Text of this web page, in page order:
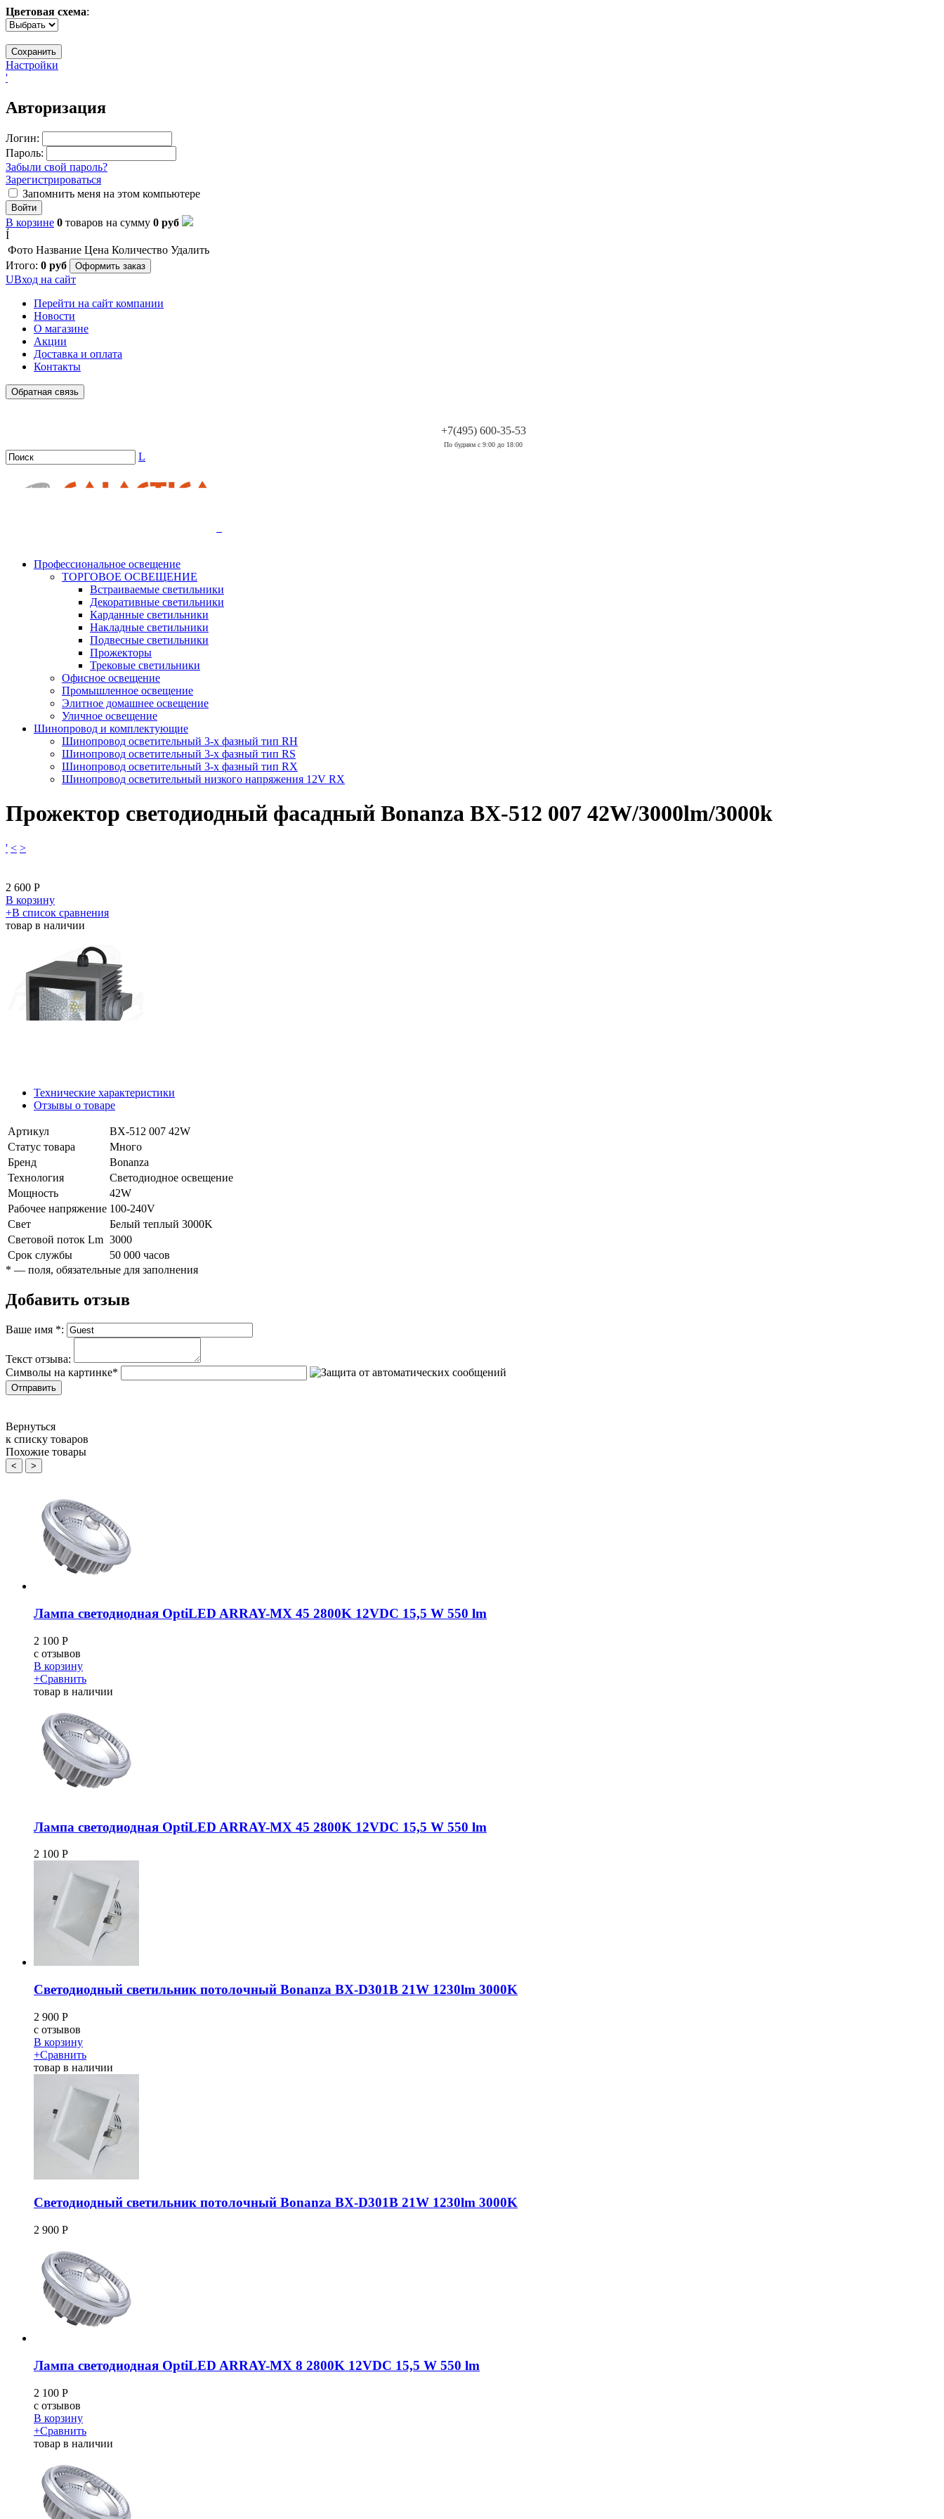
Цветовая схема:
Настройки
'
Авторизация
Логин:
Пароль:
Забыли свой пароль?
Зарегистрироваться
Запомнить меня на этом компьютере
Войти
В корзине 0 товаров на сумму 0 руб
Í
Фото Название Цена Количество Удалить
Итого: 0 руб Оформить заказ
UВход на сайт
Перейти на сайт компании
Новости
О магазине
Акции
Доставка и оплата
Контакты
Обратная связь
+7(495) 600-35-53
По будням с 9:00 до 18:00
L
Профессиональное освещение
ТОРГОВОЕ ОСВЕЩЕНИЕ
Встраиваемые светильники
Декоративные светильники
Карданные светильники
Накладные светильники
Подвесные светильники
Прожекторы
Трековые светильники
Офисное освещение
Промышленное освещение
Элитное домашнее освещение
Уличное освещение
Шинопровод и комплектующие
Шинопровод осветительный 3-х фазный тип RH
Шинопровод осветительный 3-х фазный тип RS
Шинопровод осветительный 3-х фазный тип RX
Шинопровод осветительный низкого напряжения 12V RX
Прожектор светодиодный фасадный Bonanza BX-512 007 42W/3000lm/3000k
' < >
2 600 Р
В корзину
​+В список сравнения
товар в наличии
Технические характеристики
Отзывы о товаре
Артикул
BX-512 007 42W
Статус товара
Много
Бренд
Bonanza
Технология
Светодиодное освещение
Мощность
42W
Рабочее напряжение 100-240V
Свет
Белый теплый 3000K
Световой поток Lm 3000
Срок службы
50 000 часов
* — поля, обязательные для заполнения
Добавить отзыв
Ваше имя *:
Текст отзыва:
Символы на картинке*
Вернуться
к списку товаров
Похожие товары
< >
Лампа светодиодная OptiLED ARRAY-MX 45 2800K 12VDC 15,5 W 550 lm
2 100 Р
c отзывов
В корзину
+Сравнить
товар в наличии
Лампа светодиодная OptiLED ARRAY-MX 45 2800K 12VDC 15,5 W 550 lm
2 100 Р
Светодиодный светильник потолочный Bonanza BX-D301B 21W 1230lm 3000K
2 900 Р
c отзывов
В корзину
+Сравнить
товар в наличии
Светодиодный светильник потолочный Bonanza BX-D301B 21W 1230lm 3000K
2 900 Р
Лампа светодиодная OptiLED ARRAY-MX 8 2800K 12VDC 15,5 W 550 lm
2 100 Р
c отзывов
В корзину
+Сравнить
товар в наличии